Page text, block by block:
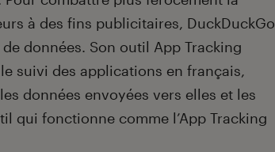
à des fins publicitaires, DuckDuckGo
données. Son outil App Tracking
suivi des applications en français,
données envoyées vers elles et les
qui fonctionne comme l’App Tracking